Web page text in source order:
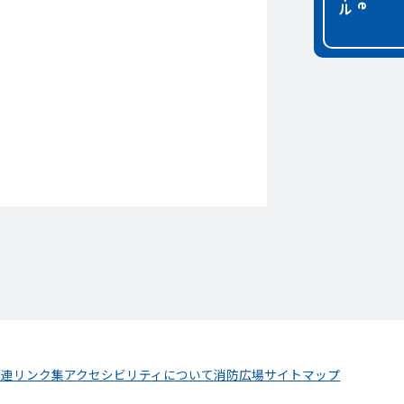
リンク集アクセシビリティについて消防広場サイトマップ